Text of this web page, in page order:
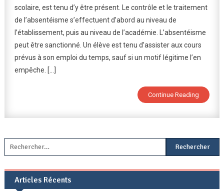
Élèves
scolaire, est tenu d’y être présent. Le contrôle et le traitement
de l’absentéisme s’effectuent d’abord au niveau de
l’établissement, puis au niveau de l’académie. L’absentéisme
peut être sanctionné. Un élève est tenu d’assister aux cours
prévus à son emploi du temps, sauf si un motif légitime l’en
empêche. […]
Continue Reading
Rechercher :
Articles Récents